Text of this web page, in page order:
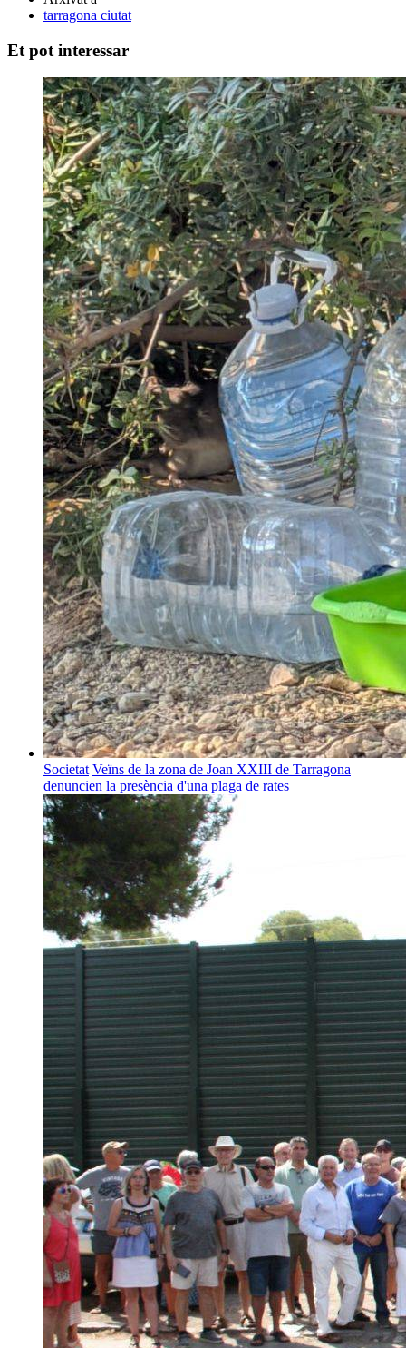
tarragona ciutat
Et pot interessar
Societat Veïns de la zona de Joan XXIII de Tarragona
denuncien la presència d'una plaga de rates